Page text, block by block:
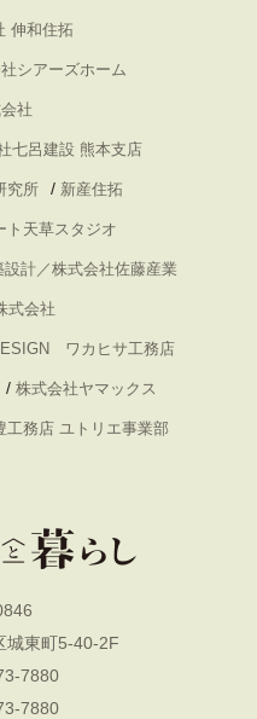
伸和住拓
シアーズホーム
社
七呂建設 熊本支店
究所 / 新産住拓
ト天草スタジオ
設計／株式会社佐藤産業
式会社
ワカヒサ工務店
/ 株式会社ヤマックス
工務店 ユトリエ事業部
城東町5-40-2F
7880
7880